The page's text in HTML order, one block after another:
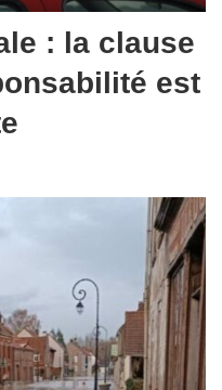
: la clause
est